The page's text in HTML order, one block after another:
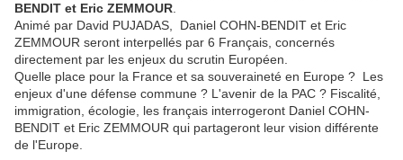
BENDIT et Eric ZEMMOUR
Animé par David PUJADAS, Daniel COHN-BENDIT et Eric
ZEMMOUR seront interpellés par 6 Français, concernés
directement par les enjeux du scrutin Européen.
Quelle place pour la France et sa souveraineté en Europe ? Les
enjeux d'une défense commune ? L'avenir de la PAC ? Fiscalité,
immigration, écologie, les français interrogeront Daniel COHN-
BENDIT et Eric ZEMMOUR qui partageront leur vision différente
de l'Europe.